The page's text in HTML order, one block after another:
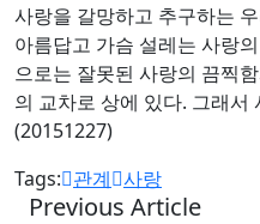
사랑을 갈망하고 추구하는
아름답고 가슴 설레는 사랑
으로는 잘못된 사랑의 끔찍
의 교차로 상에 있다. 그래서
(20151227)
Tags: 관계 사랑
Previous Article